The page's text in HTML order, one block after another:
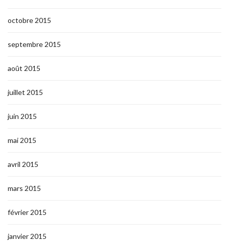
octobre 2015
septembre 2015
août 2015
juillet 2015
juin 2015
mai 2015
avril 2015
mars 2015
février 2015
janvier 2015